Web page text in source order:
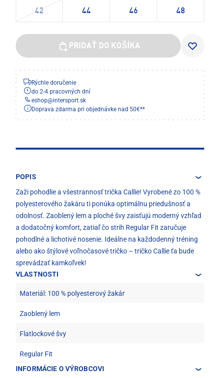
42 44 46 48
PRIDAŤ DO KOŠÍKA
Rýchle doručenie
do 2-4 pracovných dní
eshop@intersport.sk
Doprava zdarma pri objednávke nad 50€**
POPIS
Zaži pohodlie a všestrannosť trička Callie! Vyrobené zo 100 %
polyesterového žakáru ti ponúka optimálnu priedušnosť a
odolnosť. Zaoblený lem a ploché švy zaisťujú moderný vzhľad
a dodatočný komfort, zatiaľ čo strih Regular Fit zaručuje
pohodlné a lichotivé nosenie. Ideálne na každodenný tréning
alebo ako štýlové voľnočasové tričko – tričko Callie ťa bude
sprevádzať kamkoľvek!
VLASTNOSTI
Materiál: 100 % polyesterový žakár
Zaoblený lem
Flatlockové švy
Regular Fit
INFORMÁCIE O VÝROBCOVI